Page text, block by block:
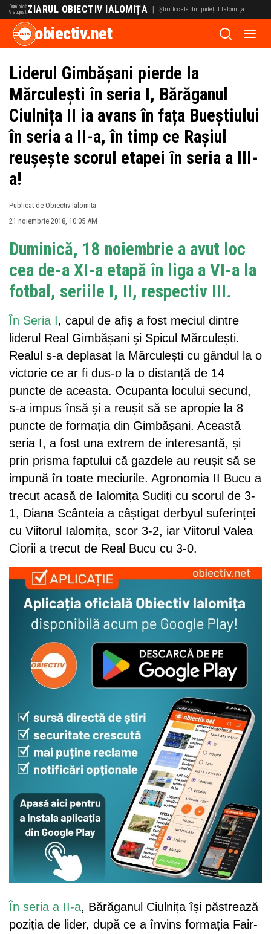
Duminică
9 august ZIARUL OBIECTIV IALOMIȚA | Știri locale din județul Ialomița
obiectiv.net
Liderul Gimbășani pierde la
Mărculești în seria I, Bărăganul
Ciulnița II ia avans în fața Bueștiului
în seria a II-a, în timp ce Rașiul
reușește scorul etapei în seria a III-
a!
Publicat de Obiectiv Ialomita
21 noiembrie 2018, 10:05 AM
Duminică, 18 noiembrie a avut loc
cea de-a XI-a etapă în liga a VI-a la
fotbal, seriile I, II, respectiv III.
În Seria I, capul de afiș a fost meciul dintre
liderul Real Gimbășani și Spicul Mărculești.
Realul s-a deplasat la Mărculești cu gândul la o
victorie ce ar fi dus-o la o distanță de 14
puncte de aceasta. Ocupanta locului secund,
s-a impus însă și a reușit să se apropie la 8
puncte de formația din Gimbășani. Această
seria I, a fost una extrem de interesantă, și
prin prisma faptului că gazdele au reușit să se
impună în toate meciurile. Agronomia II Bucu a
trecut acasă de Ialomița Sudiți cu scorul de 3-
1, Diana Scânteia a câștigat derbyul suferinței
cu Viitorul Ialomița, scor 3-2, iar Viitorul Valea
Ciorii a trecut de Real Bucu cu 3-0.
În seria a II-a, Bărăganul Ciulnița își păstrează
poziția de lider, după ce a învins formația Fair-